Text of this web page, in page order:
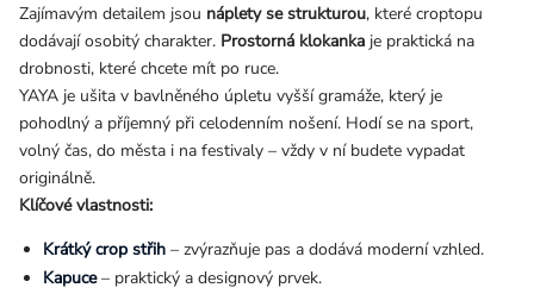
Zajímavým detailem jsou náplety se strukturou, které croptopu
dodávají osobitý charakter. Prostorná klokanka je praktická na
drobnosti, které chcete mít po ruce.
YAYA je ušita v bavlněného úpletu vyšší gramáže, který je
pohodlný a příjemný při celodenním nošení. Hodí se na sport,
volný čas, do města i na festivaly – vždy v ní budete vypadat
originálně.
Klíčové vlastnosti:
Krátký crop střih – zvýrazňuje pas a dodává moderní vzhled.
Kapuce– praktický a designový prvek.